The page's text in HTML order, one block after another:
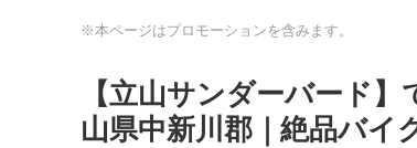
※本ページはプロモーションを含みます。
【立山サンダーバード
山県中新川郡｜絶品バイ